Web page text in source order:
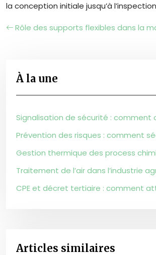
la conception initiale jusqu’à
Rôle des supports flexibles dans la
À la une
Signalisation de sécurité : comment
Prévention des risques : comment
Gestion thermique des process
Traitement de l’air dans l’industrie
CPE et décret tertiaire : comment
Articles similaires